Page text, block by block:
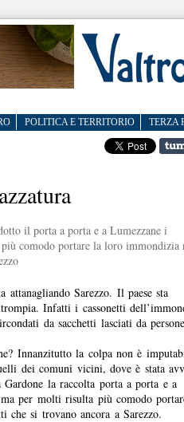
POLITICA E TERRITORIO TERZA
il porta a porta e a Lumezzane i
comodo portare la loro immondizia
Sarezzo. Il paese sta
Infatti i cassonetti
da sacchetti lasciati da
Innanzitutto la colpa non è
dei comuni vicini, dove è stata
la raccolta porta a porta e a
per molti risulta più comodo
che si trovano ancora a Sarezzo.